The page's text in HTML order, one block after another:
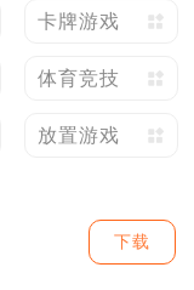
卡牌游戏
体育竞技
放置游戏
下载